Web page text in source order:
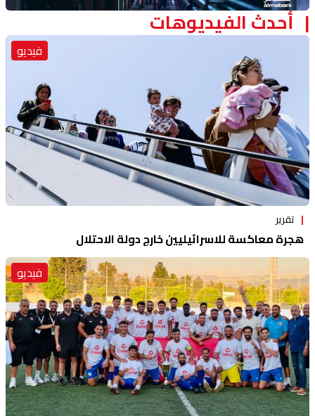
أحدث الفيديوهات
فيديو
تقرير
هجرة معاكسة للاسرائيليين خارج دولة الاحتلال
فيديو